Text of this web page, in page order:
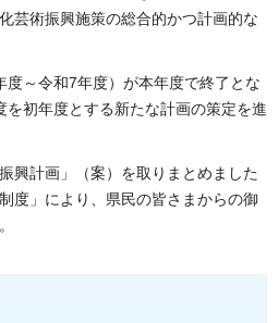
芸術振興施策の総合的かつ計画的な
～令和7年度）が本年度で終了とな
を初年度とする新たな計画の策定を進
興計画」（案）を取りまとめました
度」により、県民の皆さまからの御